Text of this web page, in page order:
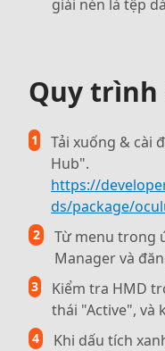
giải nén là tệp
Quy trình
1
Tải xuống & cài
Hub".
https://
ds/package/
2
Từ menu trong
Manager và
3
Kiểm tra HMD
thái "Active", và
4
Khi dấu tích